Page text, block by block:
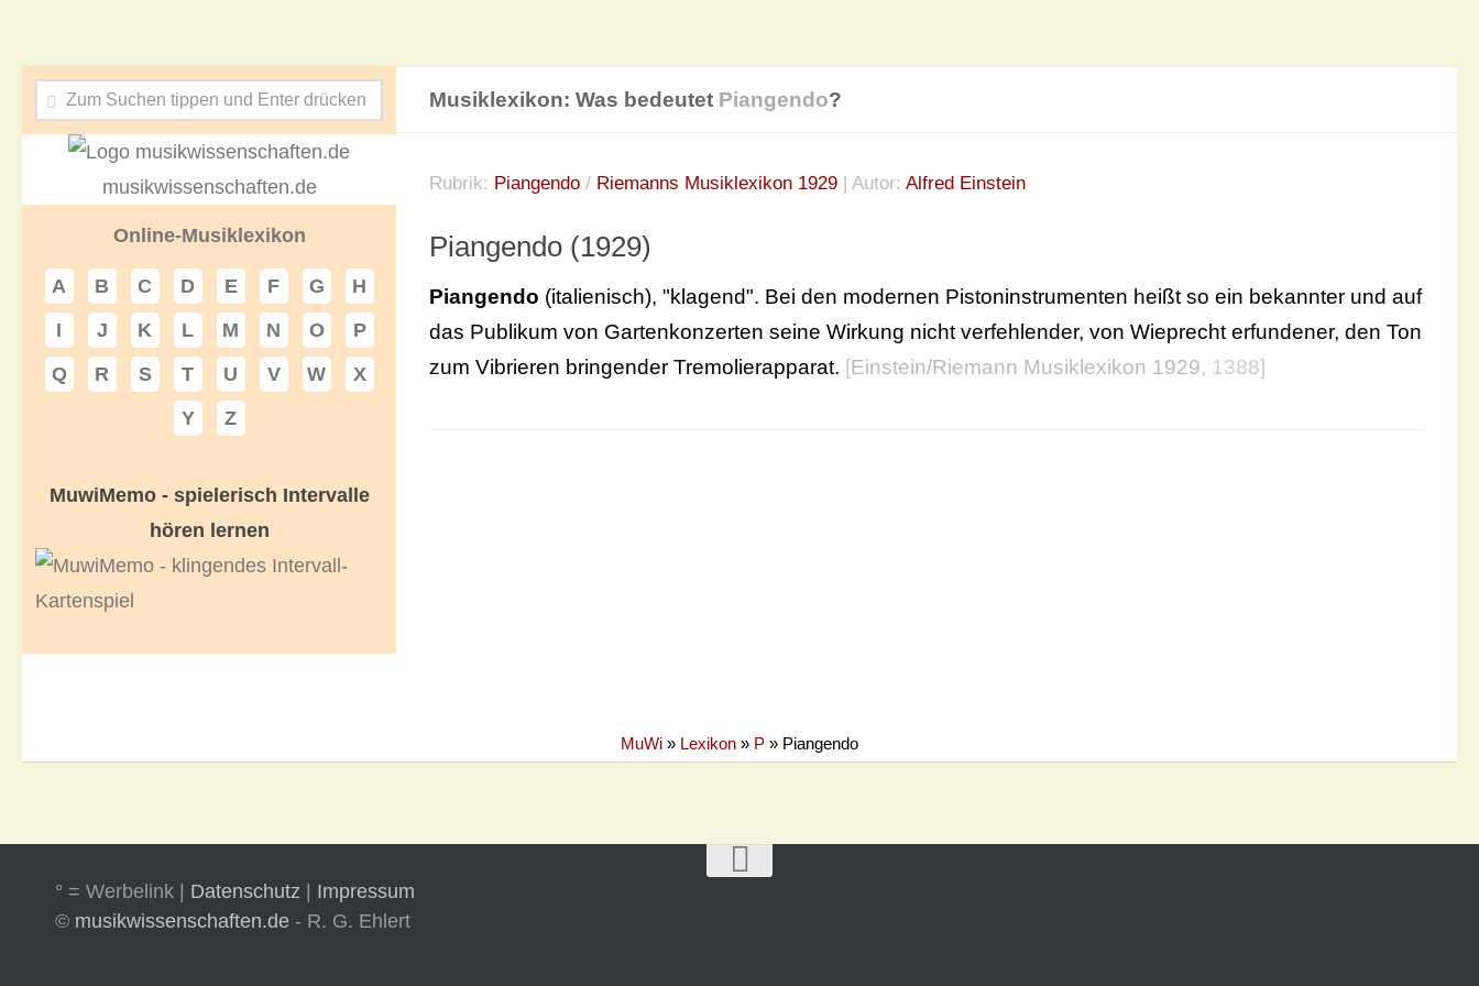
Musiklexikon: Was bedeutet Piangendo?
Rubrik: Piangendo / Riemanns Musiklexikon 1929 | Autor: Alfred Einstein
Piangendo (1929)
Piangendo (italienisch), "klagend". Bei den modernen Pistoninstrumenten heißt so ein bekannter und auf
das Publikum von Gartenkonzerten seine Wirkung nicht verfehlender, von Wieprecht erfundener, den Ton
zum Vibrieren bringender Tremolierapparat. [Einstein/Riemann Musiklexikon 1929, 1388]
musikwissenschaften.de
Online-Musiklexikon
A B C D E F G
H
I
J K L M N O
P
Q
R S T U V W
X
Y
Z
MuwiMemo - spielerisch Intervalle
hören lernen
MuWi » Lexikon » P » Piangendo
° = Werbelink | Datenschutz
Impressum
© musikwissenschaften.de - R. G. Ehlert